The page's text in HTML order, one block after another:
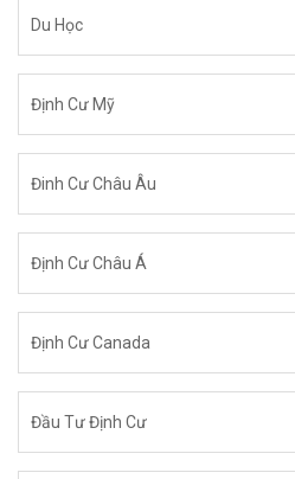
Du Học
Định Cư Mỹ
Đinh Cư Châu Âu
Định Cư Châu Á
Định Cư Canada
Đầu Tư Định Cư